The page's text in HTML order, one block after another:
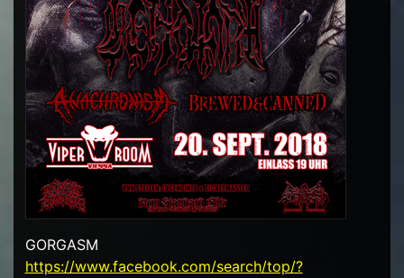
GORGASM
https://www.facebook.com/search/top/?